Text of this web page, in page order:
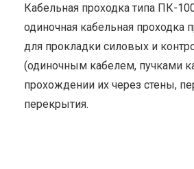
Кабельная проходка типа ПК-
одиночная кабельная проходка
для прокладки силовых и
(одиночным кабелем, пучками
прохождении их через стены,
перекрытия.